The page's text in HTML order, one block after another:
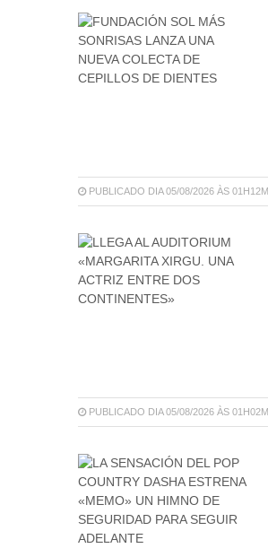
PUBLICADO DIA 05/08/2026 ÀS
PUBLICADO DIA 05/08/2026 ÀS